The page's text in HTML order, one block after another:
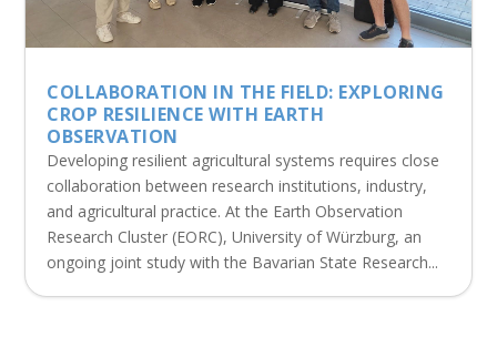
COLLABORATION IN THE FIELD: EXPLORING
CROP RESILIENCE WITH EARTH
OBSERVATION
Developing resilient agricultural systems requires close
collaboration between research institutions, industry,
and agricultural practice. At the Earth Observation
Research Cluster (EORC), University of Würzburg, an
ongoing joint study with the Bavarian State Research...